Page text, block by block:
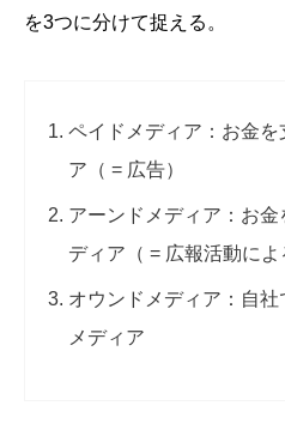
を3つに分けて捉える。
ペイドメディア：お金
ア（ = 広告）
アーンドメディア：お
ディア（ = 広報活動によ
オウンドメディア：自
メディア